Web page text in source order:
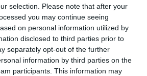
selection. Please note that after your
you may continue seeing
on personal information utilized by
disclosed to third parties prior to
separately opt-out of the further
information by third parties on the
participants. This information may
boticas».
el Colegio se compromete con
más vulnerables a las que
proyectos de cooperación al
que realiza en Guatemala,